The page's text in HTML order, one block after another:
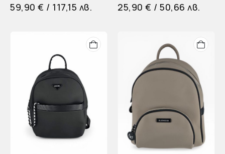
59,90 € / 117,15 лв. 25,90 € / 50,66 лв.